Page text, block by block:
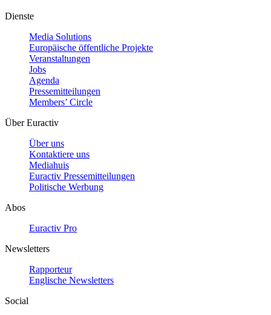
Dienste
Media Solutions
Europäische öffentliche Projekte
Veranstaltungen
Jobs
Agenda
Pressemitteilungen
Members’ Circle
Über Euractiv
Über uns
Kontaktiere uns
Mediahuis
Euractiv Pressemitteilungen
Politische Werbung
Abos
Euractiv Pro
Newsletters
Rapporteur
Englische Newsletters
Social